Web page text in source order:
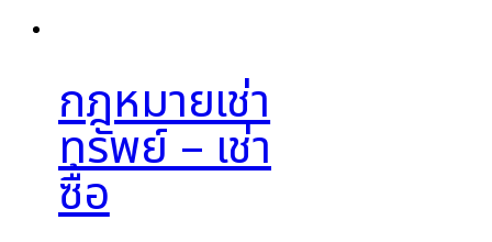
กฎหมายเช่า
ทรัพย์ – เช่า
ซื้อ